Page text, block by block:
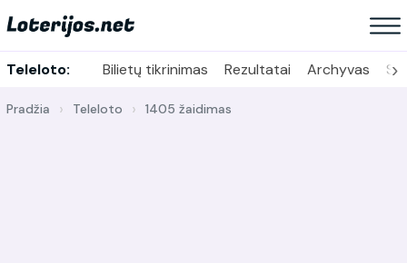
Teleloto: Bilietų tikrinimas Rezultatai Archyvas ›
Pradžia Teleloto 1405 žaidimas